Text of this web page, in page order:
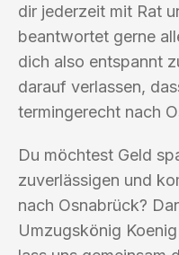
dir jederzeit mit Rat
beantwortet gerne
dich also entspannt
darauf verlassen,
termingerecht nach
Du möchtest Geld
zuverlässigen und
nach Osnabrück?
Umzugskönig